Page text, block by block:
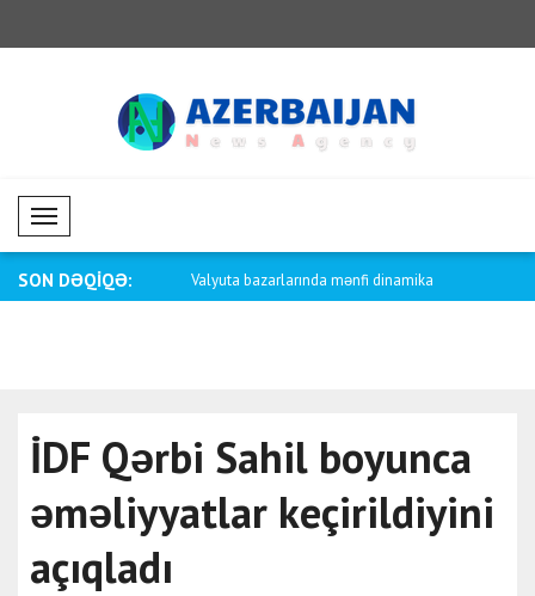
Mobil Menü
SON DƏQİQƏ:
ilə İsrail arasındakı mü.. Valyuta bazarlarında mənfi dinamika
İDF Qərbi Sahil boyunca
əməliyyatlar keçirildiyini
açıqladı